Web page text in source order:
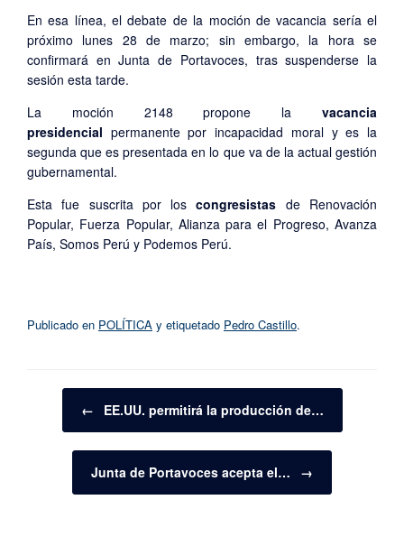
En esa línea, el debate de la moción de vacancia sería el
próximo lunes 28 de marzo; sin embargo, la hora se
confirmará en Junta de Portavoces, tras suspenderse la
sesión esta tarde.
La moción 2148 propone la vacancia
presidencial permanente por incapacidad moral y es la
segunda que es presentada en lo que va de la actual gestión
gubernamental.
Esta fue suscrita por loscongresistas de Renovación
Popular, Fuerza Popular, Alianza para el Progreso, Avanza
País, Somos Perú y Podemos Perú.
Publicado en POLÍTICA y etiquetado Pedro Castillo.
Navegador de artículos
← EE.UU. permitirá la producción de…
Junta de Portavoces acepta el… →